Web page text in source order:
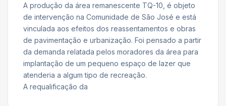
A produção da área remanescente TQ-10, é objeto
de intervenção na Comunidade de São José e está
vinculada aos efeitos dos reassentamentos e obras
de pavimentação e urbanização. Foi pensado a partir
da demanda relatada pelos moradores da área para
implantação de um pequeno espaço de lazer que
atenderia a algum tipo de recreação.
A requalificação da